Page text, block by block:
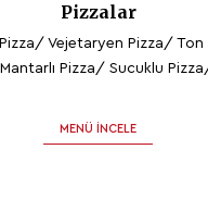
Pizzalar
Pizza/ Vejetaryen Pizza/ Ton
Pizza/ Sucuklu
MENÜ İNCELE